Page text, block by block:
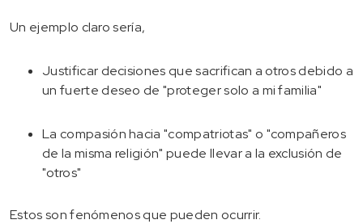
Un ejemplo claro sería,
Justificar decisiones que sacrifican a otros debido a
un fuerte deseo de "proteger solo a mi familia"
La compasión hacia "compatriotas" o "compañeros
de la misma religión" puede llevar a la exclusión de
"otros"
Estos son fenómenos que pueden ocurrir.